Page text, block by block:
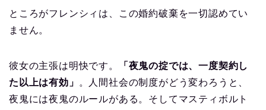
ところがフレンシィは、この婚約破棄を一切認めてい
ません。
彼女の主張は明快です。
「夜鬼の掟では、一度契約し
た以上は有効」
。人間社会の制度がどう変わろうと、
夜鬼には夜鬼のルールがある。そしてマスティボルト